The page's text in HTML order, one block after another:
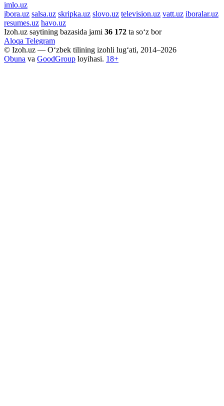
imlo.uz
ibora.uz salsa.uz skripka.uz slovo.uz television.uz vatt.uz iboralar.uz
resumes.uz havo.uz
Izoh.uz saytining bazasida jami 36 172 ta so‘z bor
Aloqa Telegram
© Izoh.uz — O‘zbek tilining izohli lug‘ati, 2014–2026
Obuna va GoodGroup loyihasi. 18+